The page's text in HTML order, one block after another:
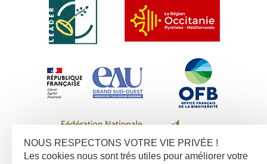
NOUS RESPECTONS VOTRE VIE PRIVÉE !
Les cookies nous sont trés utiles pour améliorer votre